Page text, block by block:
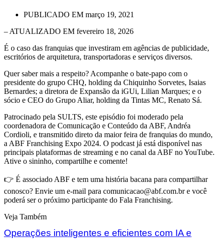
PUBLICADO EM março 19, 2021
– ATUALIZADO EM fevereiro 18, 2026
É o caso das franquias que investiram em agências de publicidade,
escritórios de arquitetura, transportadoras e serviços diversos.
Quer saber mais a respeito? Acompanhe o bate-papo com o
presidente do grupo CHQ, holding da Chiquinho Sorvetes, Isaias
Bernardes; a diretora de Expansão da iGUi, Lilian Marques; e o
sócio e CEO do Grupo Aliar, holding da Tintas MC, Renato Sá.
Patrocinado pela SULTS, este episódio foi moderado pela
coordenadora de Comunicação e Conteúdo da ABF, Andréa
Cordioli, e transmitido direto da maior feira de franquias do mundo,
a ABF Franchising Expo 2024. O podcast já está disponível nas
principais plataformas de streaming e no canal da ABF no YouTube.
Ative o sininho, compartilhe e comente!
👉 É associado ABF e tem uma história bacana para compartilhar
conosco? Envie um e-mail para comunicacao@abf.com.br e você
poderá ser o próximo participante do Fala Franchising.
Veja Também
Operações inteligentes e eficientes com IA e